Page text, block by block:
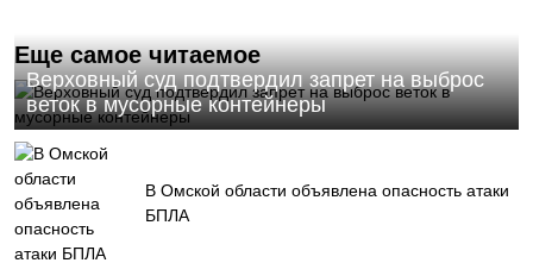
Еще самое читаемое
Верховный суд подтвердил запрет на выброс
веток в мусорные контейнеры
В Омской области объявлена опасность атаки
БПЛА